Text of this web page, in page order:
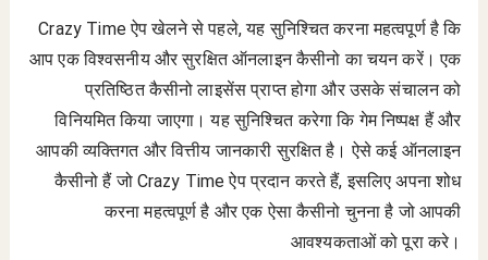
Crazy Time ऐप खेलने से पहले, यह सुनिश्चित करना महत्वपूर्ण है कि
आप एक विश्वसनीय और सुरक्षित ऑनलाइन कैसीनो का चयन करें। एक
प्रतिष्ठित कैसीनो लाइसेंस प्राप्त होगा और उसके संचालन को
विनियमित किया जाएगा। यह सुनिश्चित करेगा कि गेम निष्पक्ष हैं और
आपकी व्यक्तिगत और वित्तीय जानकारी सुरक्षित है। ऐसे कई ऑनलाइन
कैसीनो हैं जो Crazy Time ऐप प्रदान करते हैं, इसलिए अपना शोध
करना महत्वपूर्ण है और एक ऐसा कैसीनो चुनना है जो आपकी
आवश्यकताओं को पूरा करे।